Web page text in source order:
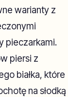
warianty z
pieczarkami.
piersi z
białka, które
na słodką